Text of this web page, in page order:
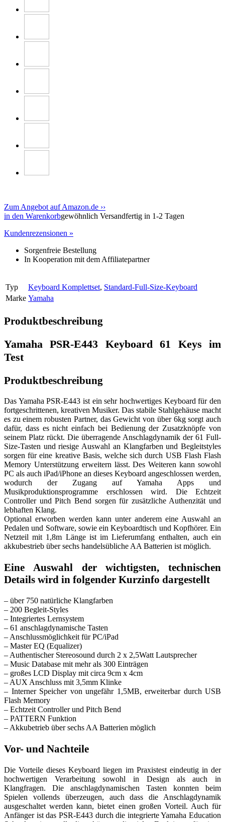
Zum Angebot auf Amazon.de ››
in den Warenkorbgewöhnlich Versandfertig in 1-2 Tagen
Kundenrezensionen »
Sorgenfreie Bestellung
In Kooperation mit dem Affiliatepartner
Typ Keyboard Komplettset, Standard-Full-Size-Keyboard
Marke Yamaha
Produktbeschreibung
Yamaha PSR-E443 Keyboard 61 Keys im
Test
Produktbeschreibung
Das Yamaha PSR-E443 ist ein sehr hochwertiges Keyboard für den
fortgeschrittenen, kreativen Musiker. Das stabile Stahlgehäuse macht
es zu einem robusten Partner, das Gewicht von über 6kg sorgt auch
dafür, dass es nicht einfach bei Bedienung der Zusatzknöpfe von
seinem Platz rückt. Die überragende Anschlagdynamik der 61 Full-
Size-Tasten und riesige Auswahl an Klangfarben und Begleitstyles
sorgen für eine kreative Basis, welche sich durch USB Flash Flash
Memory Unterstützung erweitern lässt. Des Weiteren kann sowohl
PC als auch iPad/iPhone an dieses Keyboard angeschlossen werden,
wodurch der Zugang auf Yamaha Apps und
Musikproduktionsprogramme erschlossen wird. Die Echtzeit
Controller und Pitch Bend sorgen für zusätzliche Authenzität und
lebhaften Klang.
Optional erworben werden kann unter anderem eine Auswahl an
Pedalen und Software, sowie ein Keyboardtisch und Kopfhörer. Ein
Netzteil mit 1,8m Länge ist im Lieferumfang enthalten, auch ein
akkubestrieb über sechs handelsübliche AA Batterien ist möglich.
Eine Auswahl der wichtigsten, technischen
Details wird in folgender Kurzinfo dargestellt
– über 750 natürliche Klangfarben
– 200 Begleit-Styles
– Integriertes Lernsystem
– 61 anschlagdynamische Tasten
– Anschlussmöglichkeit für PC/iPad
– Master EQ (Equalizer)
– Authentischer Stereosound durch 2 x 2,5Watt Lautsprecher
– Music Database mit mehr als 300 Einträgen
– großes LCD Display mit circa 9cm x 4cm
– AUX Anschluss mit 3,5mm Klinke
– Interner Speicher von ungefähr 1,5MB, erweiterbar durch USB
Flash Memory
– Echtzeit Controller und Pitch Bend
– PATTERN Funktion
– Akkubetrieb über sechs AA Batterien möglich
Vor- und Nachteile
Die Vorteile dieses Keyboard liegen im Praxistest eindeutig in der
hochwertigen Verarbeitung sowohl in Design als auch in
Klangfragen. Die anschlagdynamischen Tasten konnten beim
Spielen vollends überzeugen, auch dass die Anschlagdynamik
ausgeschaltet werden kann, bietet einen großen Vorteil. Auch für
Anfänger ist das PSR-E443 durch die integrierte Yamaha Education